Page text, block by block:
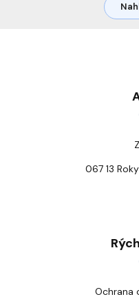
067 13
Ochrana